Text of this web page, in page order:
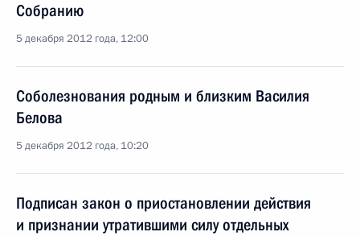
Собранию
5 декабря 2012 года, 12:00
Соболезнования родным и близким Василия
Белова
5 декабря 2012 года, 10:20
Подписан закон о приостановлении действия
и признании утратившими силу отдельных